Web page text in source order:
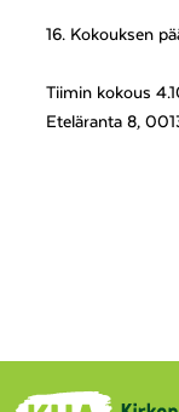
16. Kokouksen
Tiimin kokous
Eteläranta 8,